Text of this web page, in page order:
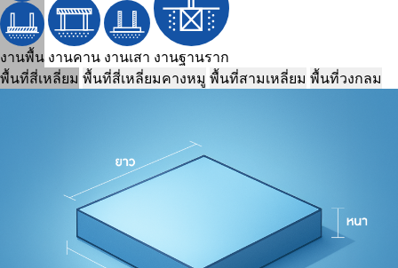
งานพื้น งานคาน งานเสา งานฐานราก
พื้นที่สี่เหลี่ยม พื้นที่สี่เหลี่ยมคางหมู พื้นที่สามเหลี่ยม พื้นที่วงกลม